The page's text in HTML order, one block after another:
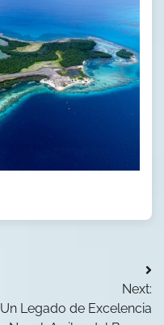
Next:
Un Legado de Excelencia